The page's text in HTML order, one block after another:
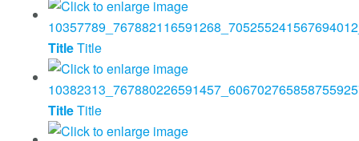
TitleTitle
TitleTitle